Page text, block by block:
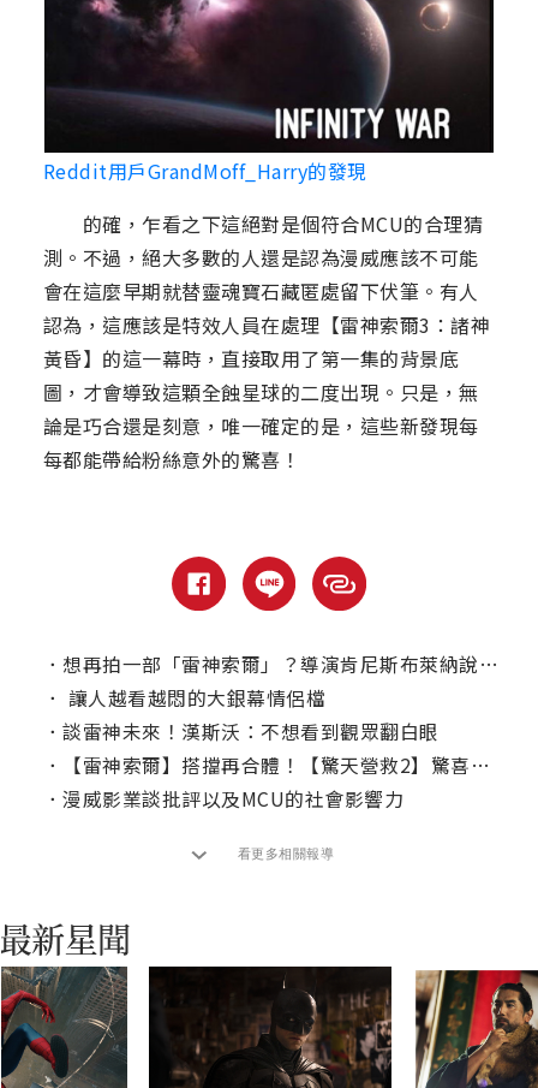
Reddit用戶GrandMoff_Harry的發現
的確，乍看之下這絕對是個符合MCU的合理猜
測。不過，絕大多數的人還是認為漫威應該不可能
會在這麼早期就替靈魂寶石藏匿處留下伏筆。有人
認為，這應該是特效人員在處理【雷神索爾3：諸神
黃昏】的這一幕時，直接取用了第一集的背景底
圖，才會導致這顆全蝕星球的二度出現。只是，無
論是巧合還是刻意，唯一確定的是，這些新發現每
每都能帶給粉絲意外的驚喜！
． 想再拍一部「雷神索爾」？導演肯尼斯布萊納說自己還有一大堆想法！
． 讓人越看越悶的大銀幕情侶檔
． 談雷神未來！漢斯沃：不想看到觀眾翻白眼
．
【雷神索爾】搭擋再合體！【驚天營救2】驚喜選角曝光
． 漫威影業談批評以及MCU的社會影響力
看更多相關報導